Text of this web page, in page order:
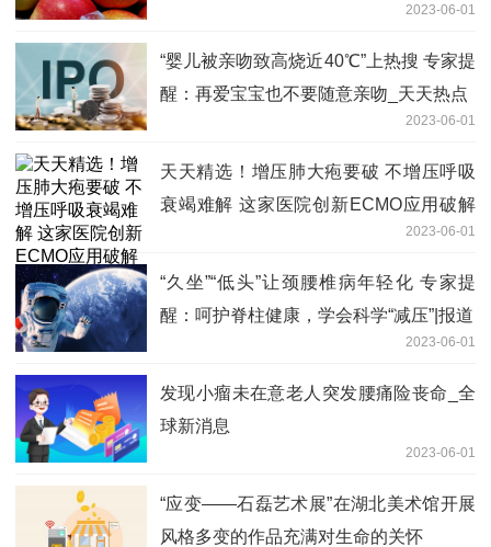
2023-06-01
“婴儿被亲吻致高烧近40℃”上热搜 专家提
醒：再爱宝宝也不要随意亲吻_天天热点
2023-06-01
天天精选！增压肺大疱要破 不增压呼吸
衰竭难解 这家医院创新ECMO应用破解
2023-06-01
“久坐”“低头”让颈腰椎病年轻化 专家提
醒：呵护脊柱健康，学会科学“减压”|报道
2023-06-01
发现小瘤未在意老人突发腰痛险丧命_全
球新消息
2023-06-01
“应变——石磊艺术展”在湖北美术馆开展
风格多变的作品充满对生命的关怀